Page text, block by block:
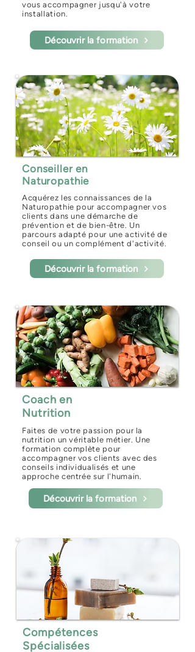
vous accompagner jusqu'à votre
installation.
Découvrir la formation
Conseiller en
Naturopathie
Acquérez les connaissances de la
Naturopathie pour accompagner vos
clients dans une démarche de
prévention et de bien-être. Un
parcours adapté pour une activité de
conseil ou un complément d'activité.
Découvrir la formation
Coach en
Nutrition
Faites de votre passion pour la
nutrition un véritable métier. Une
formation complète pour
accompagner vos clients avec des
conseils individualisés et une
approche centrée sur l'humain.
Découvrir la formation
Compétences
Spécialisées